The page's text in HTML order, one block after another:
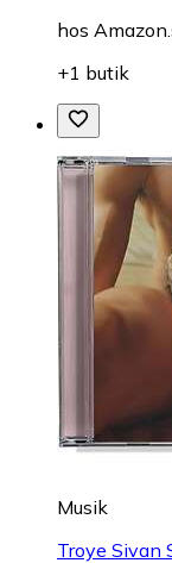
hos
+1 butik
Musik
Troye Sivan